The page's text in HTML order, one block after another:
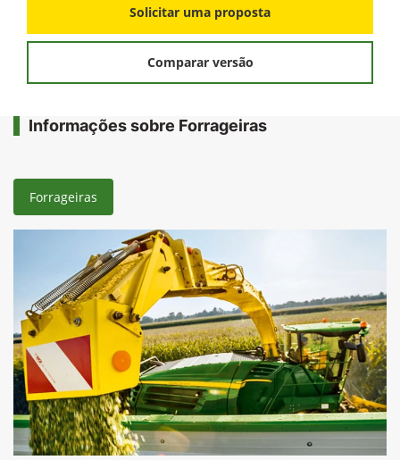
Solicitar uma proposta
Comparar versão
Informações sobre Forrageiras
Forrageiras